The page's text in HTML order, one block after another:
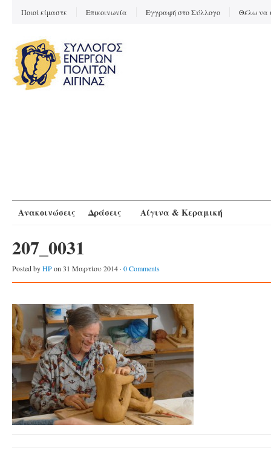
Ποιοί είμαστε Επικοινωνία Εγγραφή στο Σύλλογο Θέλω να
Ανακοινώσεις Δράσεις Αίγινα & Κεραμική
207_0031
Posted byHPon 31 Μαρτίου 2014 · 0 Comments